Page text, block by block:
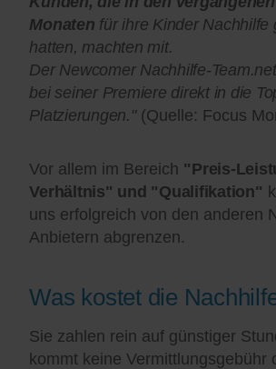
Monaten für ihre Kinder Nachhilfe
hatten, machten mit.
Der Newcomer Nachhilfe-
bei seiner Premiere direkt in die
Platzierungen."(Quelle: Focus
Vor allem im Bereich "Preis-
Verhältnis" und "Qualifikation"
uns erfolgreich von den anderen
Anbietern abgrenzen.
Was kostet die
Sie zahlen rein auf günstiger
kommt keine Vermittlungsgebühr